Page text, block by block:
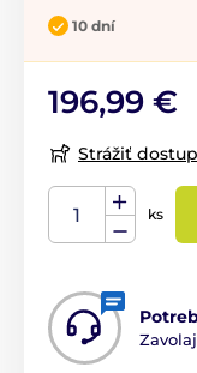
10 dní
196,99 €
Strážiť
ks